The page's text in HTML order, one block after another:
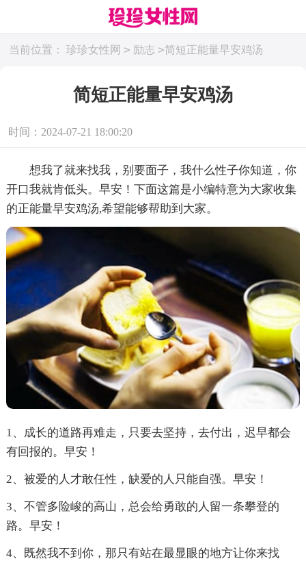
当前位置： 珍珍女性网 > 励志 >简短正能量早安鸡汤
简短正能量早安鸡汤
时间：2024-07-21 18:00:20
想我了就来找我，别要面子，我什么性子你知道，你
开口我就肯低头。早安！下面这篇是小编特意为大家收集
的正能量早安鸡汤,希望能够帮助到大家。
1、成长的道路再难走，只要去坚持，去付出，迟早都会
有回报的。早安！
2、被爱的人才敢任性，缺爱的人只能自强。早安！
3、不管多险峻的高山，总会给勇敢的人留一条攀登的
路。早安！
4、既然我不到你，那只有站在最显眼的地方让你来找